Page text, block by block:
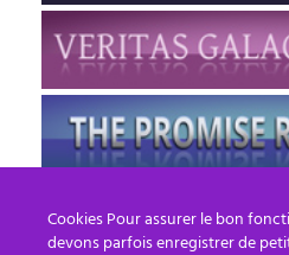
Cookies Pour assurer le bon
devons parfois enregistrer de